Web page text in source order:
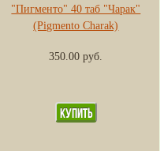
"Пигменто" 40 таб "Чарак"
(Pigmento Charak)
350.00 руб.